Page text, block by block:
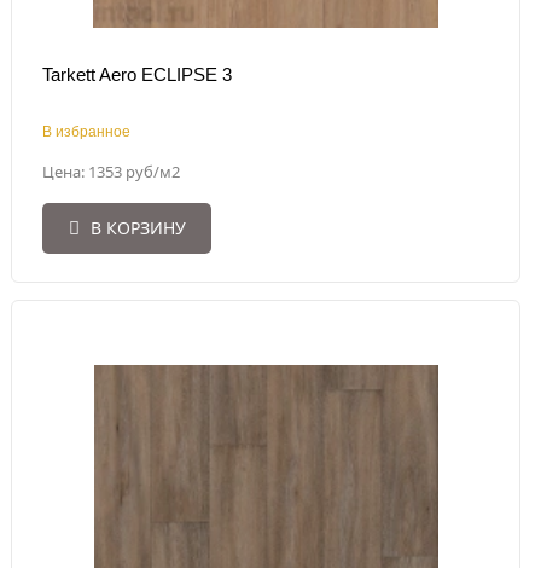
Tarkett Aero ECLIPSE 3
В избранное
Цена: 1353 руб/м2
В КОРЗИНУ